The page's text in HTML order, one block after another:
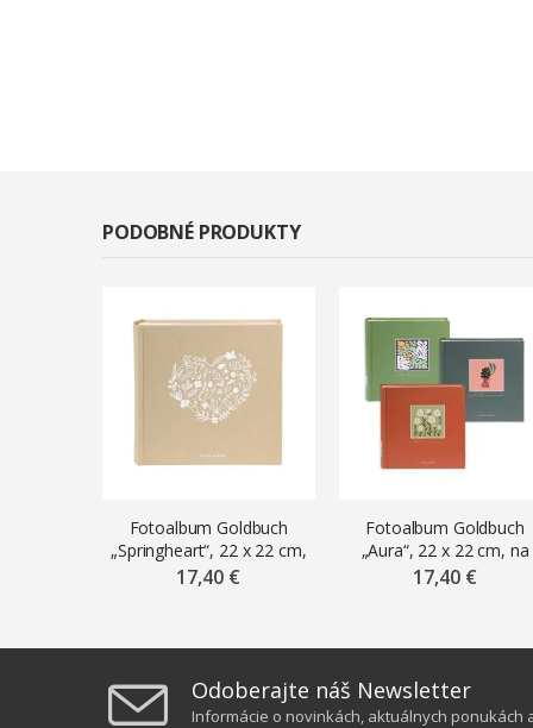
PODOBNÉ PRODUKTY
Fotoalbum Goldbuch
„Springheart“, 22 x 22 cm,
na 200 fotiek 10 x 15 cm
17,40 €
Fotoalbum Goldbuch
„Aura“, 22 x 22 cm, na
200 fotiek 10 x 15 cm
17,40 €
Odoberajte náš Newsletter
Informácie o novinkách, aktuálnych ponukách